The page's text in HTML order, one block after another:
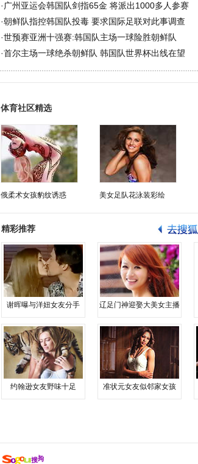
· 广州亚运会韩国队剑指65金 将派出1000多人参赛
·朝鲜队指控韩国队投毒 要求国际足联对此事调查
·世预赛亚洲十强赛:韩国队主场一球险胜朝鲜队
·首尔主场一球绝杀朝鲜队 韩国队世界杯出线在望
体育社区精选
俄柔术女孩豹纹诱惑 美女足队花泳装彩绘
精彩推荐
谢晖曝与洋妞女友分手 辽足门神迎娶大美女主播
约翰逊女友野味十足 准状元女友似邻家女孩